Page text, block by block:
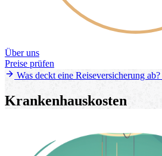
Über uns
Preise prüfen
Was deckt eine Reiseversicherung ab?
Krankenhauskosten